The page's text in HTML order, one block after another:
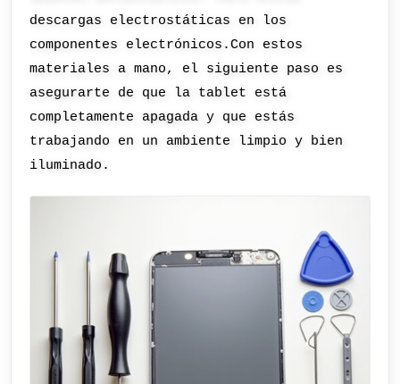
descargas electrostáticas en los
componentes electrónicos.Con estos
materiales a mano, el siguiente paso es
asegurarte de que la tablet está
completamente apagada y que estás
trabajando en un ambiente limpio y bien
iluminado.